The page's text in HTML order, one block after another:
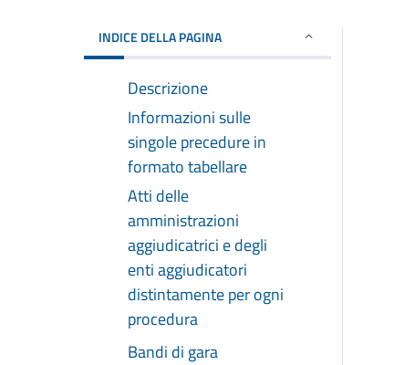
INDICE DELLA PAGINA
Descrizione
Informazioni sulle
singole precedure in
formato tabellare
Atti delle
amministrazioni
aggiudicatrici e degli
enti aggiudicatori
distintamente per ogni
procedura
Bandi di gara